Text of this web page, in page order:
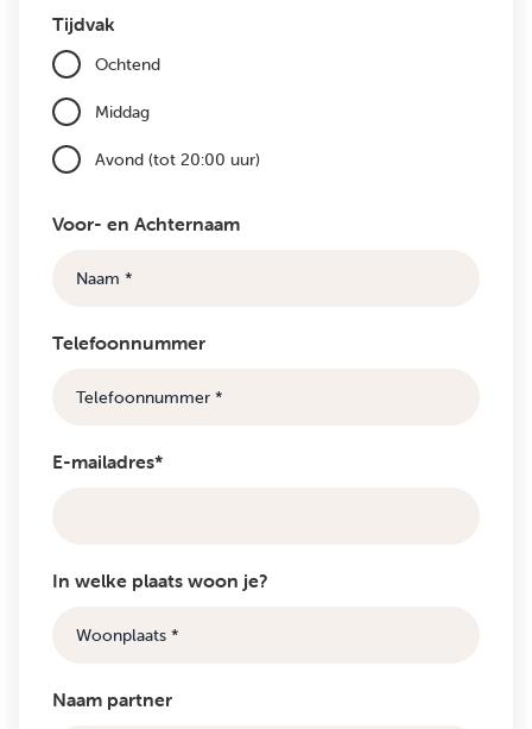
Tijdvak
Ochtend
Middag
Avond (tot 20:00 uur)
Voor- en Achternaam
Telefoonnummer
E-mailadres*
In welke plaats woon je?
Naam partner